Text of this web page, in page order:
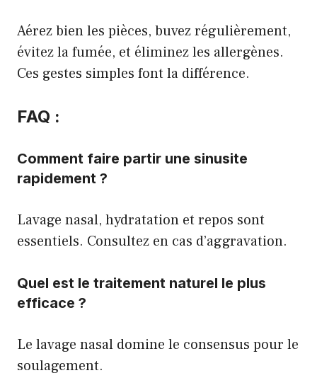
Aérez bien les pièces, buvez régulièrement,
évitez la fumée, et éliminez les allergènes.
Ces gestes simples font la différence.
FAQ :
Comment faire partir une sinusite
rapidement ?
Lavage nasal, hydratation et repos sont
essentiels. Consultez en cas d’aggravation.
Quel est le traitement naturel le plus
efficace ?
Le lavage nasal domine le consensus pour le
soulagement.